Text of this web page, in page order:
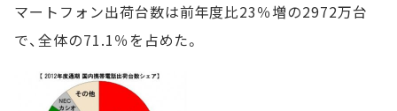
マートフォン出荷台数は前年度比23％増の2972万台
で、全体の71.1％を占めた。